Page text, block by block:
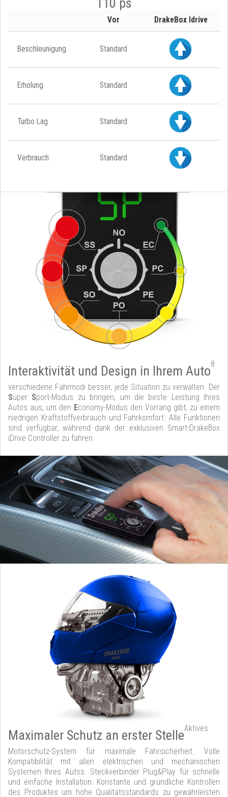
Vor DrakeBox Idrive
Beschleunigung Standard
Erholung Standard
Turbo Lag Standard
Verbrauch Standard
Interaktivität und Design in Ihrem Auto8
verschiedene Fahrmodi besser, jede Situation zu verwalten. Der
Super Sport-Modus zu bringen, um die beste Leistung Ihres
Autos aus, um den Economy-Modus den Vorrang gibt, zu einem
niedrigen Kraftstoffverbrauch und Fahrkomfort. Alle Funktionen
sind verfügbar, während dank der exklusiven Smart-DrakeBox
iDrive Controller zu fahren.
Maximaler Schutz an erster StelleAktives
Motorschutz-System für maximale Fahrsicherheit. Volle
Kompatibilität mit allen elektrischen und mechanischen
Systemen Ihres Autos. Steckverbinder Plug&Play für schnelle
und einfache Installation. Konstante und gründliche Kontrollen
des Produktes um hohe Qualitätsstandards zu gewährleisten